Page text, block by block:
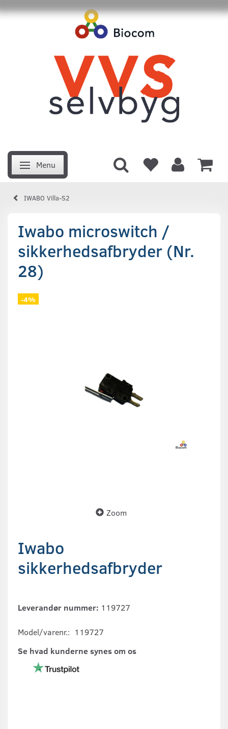
Skifte navigation
Menu
IWABO Villa-S2
Iwabo microswitch /
sikkerhedsafbryder (Nr.
28)
-4%
Zoom
Iwabo
sikkerhedsafbryder
Leverandør nummer: 119727
Model/varenr.: 119727
Se hvad kunderne synes om os